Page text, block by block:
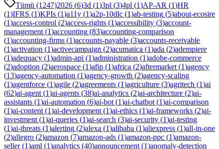
Tümü (1247)2026 (6)3d (1)3pl (3)4pl (1)AP-AR (1)HR
(1)IFRS (1)KPIs (1)a11y (1)a2p-10dlc (1)ab-testing (5)about-ecosire
(1)access-control (2)access-rights (1)accessibility (3)account-
management (1)accounting (83)accounting-comparison
(1)accounting-firms (1)accounts-payable (3)accounts-receivable
(1)activation (1)activecampaign (2)acumatica (1)ada (2)adempiere
(1)adequacy (1)admin-api (1)administration (1)adobe-commerce
(2)adoption (2)aerospace (1)afip (1)africa (2)aftermarket (1)agency
(13)agency-automation (1)agency-growth (2)agency-scaling
(1)agentforce (1)agile (2)agreements (1)agriculture (3)agritech (1)ai
(62)ai-agent (1)ai-agents (38)ai-analytics (2)ai-architecture (2)ai-
assistants (1)ai-automation (6)ai-bot (1)ai-chatbot (1)ai-comparison
(1)ai-content (1)ai-development (1)ai-ethics (1)ai-frameworks (2)ai-
investment (1)ai-queries (1)ai-search (3)ai-security (1)ai-testing
(1)ai-threats (1)alerting (2)alexa (1)alibaba (1)aliexpress (1)all-in-one
(2)allegro (2)amazon (7)amazon-ads (1)amazon-ppc (1)amazon-
seller(1)aml (1)analytics (40)announcement (1)anomaly-detection